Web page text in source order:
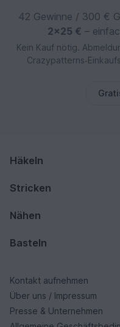
42 Gewinne / 300 €
2×25 € –
Kein Kauf nötig.
Häkeln
Stricken
Nähen
Basteln
Kontakt aufnehmen
Über uns / Impressum
Presse & Unternehmen